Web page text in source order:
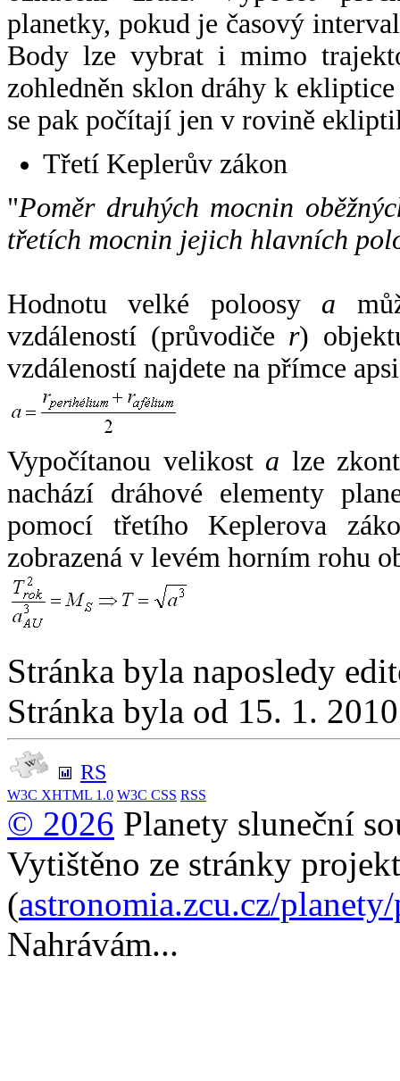
planetky, pokud je časový
Body lze vybrat i mimo
zohledněn sklon dráhy k
se pak počítají jen v rovině
Třetí Keplerův zákon
"Poměr druhých mocnin
třetích mocnin jejich hlavních
Hodnotu velké poloosy a
vzdáleností (průvodiče r)
vzdáleností najdete na přímce
Vypočítanou velikost a lze
nachází dráhové elementy
pomocí třetího Keplerova
zobrazená v levém horním rohu
Stránka byla naposledy
Stránka byla od 15. 1.
RS
W3C XHTML 1.0 W3C CSS RSS
© 2026 Planety sluneční
Vytištěno ze stránky
(astronomia.zcu.cz/
Nahrávám...